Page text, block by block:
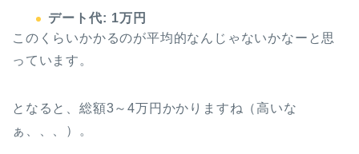
デート代: 1万円
このくらいかかるのが平均的なんじゃないかなーと思
っています。
となると、総額3～4万円かかりますね（高いな
ぁ、、、）。